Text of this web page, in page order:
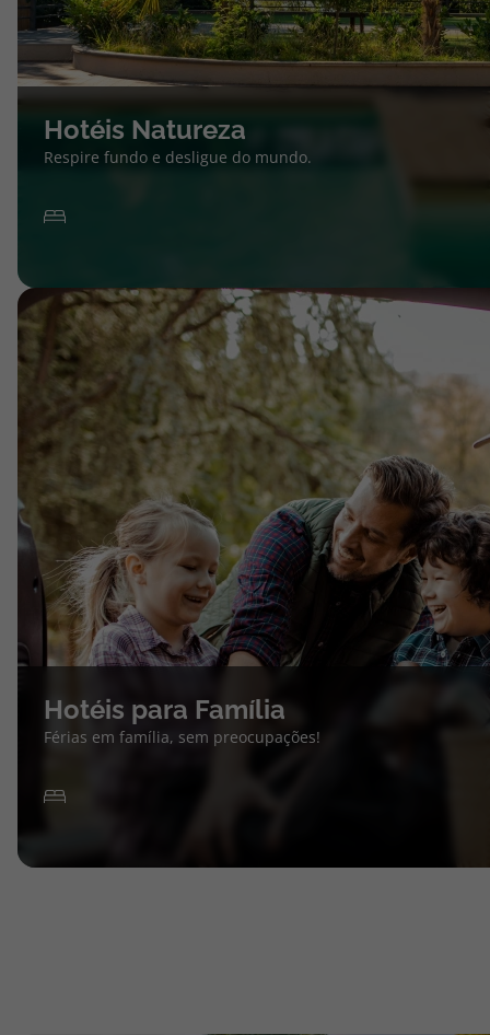
Hotéis Natureza
Respire fundo e desligue do mundo.
Hotéis para Família
Férias em família, sem preocupações!